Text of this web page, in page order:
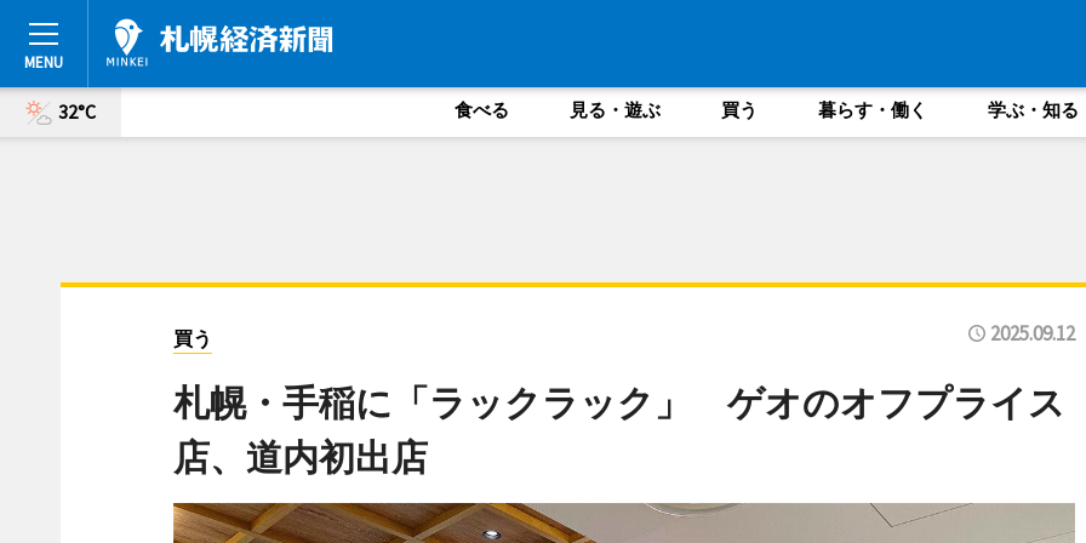
32°C 食べる 見る・遊ぶ 買う 暮らす・働く 学ぶ・知る
買う 2025.09.12
札幌・手稲に「ラックラック」 ゲオのオフプライス
店、道内初出店